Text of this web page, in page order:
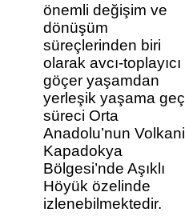
önemli değişim ve
dönüşüm
süreçlerinden biri
olarak avcı-
göçer yaşamdan
yerleşik yaşama
süreci Orta
Anadolu’nun
Kapadokya
Bölgesi’nde Aşıklı
Höyük özelinde
izlenebilmektedir.